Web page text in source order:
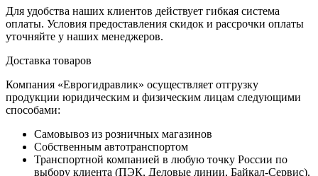
Для удобства наших клиентов действует гибкая система
оплаты. Условия предоставления скидок и рассрочки оплаты
уточняйте у наших менеджеров.
Доставка товаров
Компания «Еврогидравлик» осуществляет отгрузку
продукции юридическим и физическим лицам следующими
способами:
Самовывоз из розничных магазинов
Собственным автотранспортом
Транспортной компанией в любую точку России по
выбору клиента (ПЭК, Деловые линии, Байкал-Сервис).